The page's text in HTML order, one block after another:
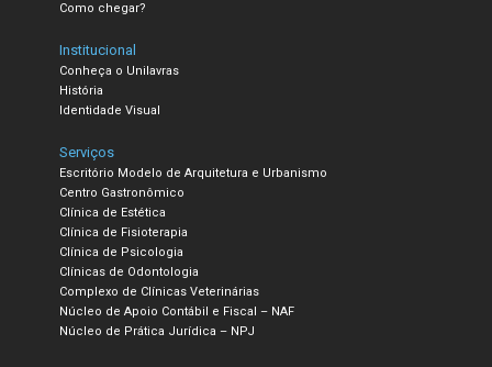
Como chegar?
Institucional
Conheça o Unilavras
História
Identidade Visual
Serviços
Escritório Modelo de Arquitetura e Urbanismo
Centro Gastronômico
Clínica de Estética
Clínica de Fisioterapia
Clínica de Psicologia
Clínicas de Odontologia
Complexo de Clínicas Veterinárias
Núcleo de Apoio Contábil e Fiscal – NAF
Núcleo de Prática Jurídica – NPJ